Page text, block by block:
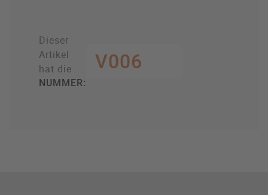
Dieser
Artikel
hat die
NUMMER:
V006